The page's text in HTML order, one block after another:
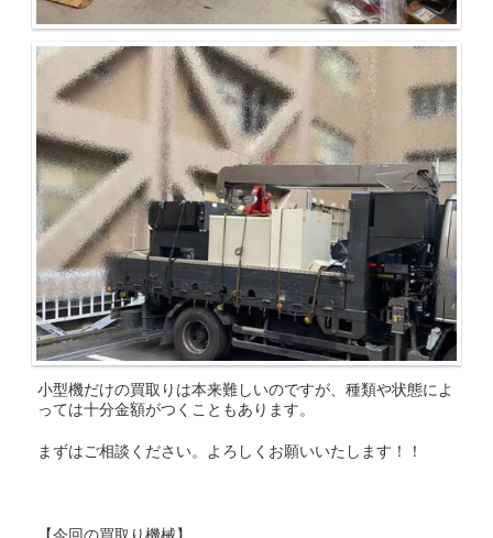
小型機だけの買取りは本来難しいのですが、種類や状態によ
っては十分金額がつくこともあります。
まずはご相談ください。よろしくお願いいたします！！